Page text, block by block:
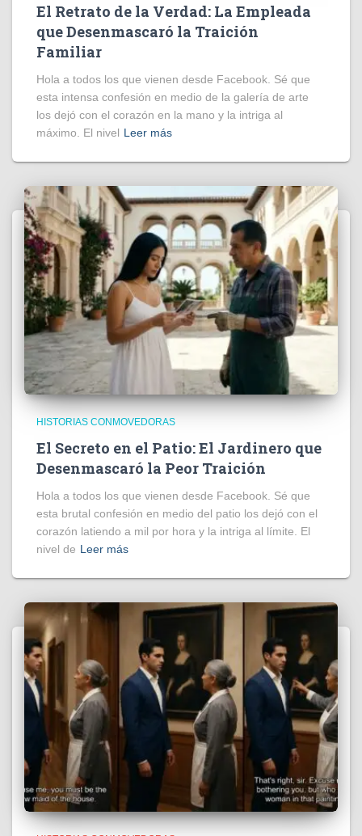
El Retrato de la Verdad: La Empleada
que Desenmascaró la Traición
Familiar
Hola a todos los que vienen desde Facebook. Sé que
esta intensa confesión en medio de la galería de arte
los dejó con el corazón en la mano y la intriga al
máximo. El nivel Leer más
HISTORIAS CONMOVEDORAS
El Secreto en el Patio: El Jardinero que
Desenmascaró la Peor Traición
Hola a todos los que vienen desde Facebook. Sé que
esta brutal confesión en medio del patio los dejó con el
corazón latiendo a mil por hora y la intriga al límite. El
nivel de Leer más